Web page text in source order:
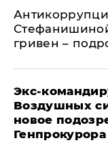
гривен –
Экс-
Воздушных
новое
Генпрокурора